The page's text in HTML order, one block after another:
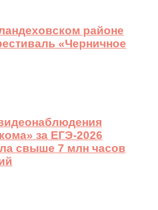
районе
«Черничное
за ЕГЭ-2026
свыше 7 млн часов